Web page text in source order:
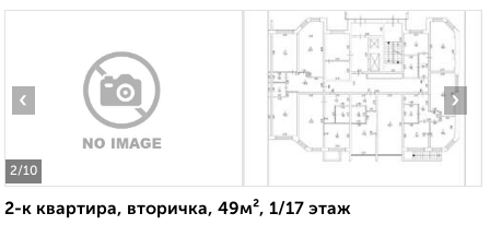
2/10
‹ ›
2-к квартира, вторичка, 49м², 1/17 этаж